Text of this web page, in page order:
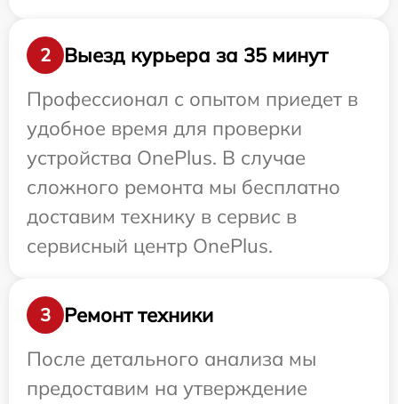
2
Выезд курьера за 35 минут
Профессионал с опытом приедет в
удобное время для проверки
устройства OnePlus. В случае
сложного ремонта мы бесплатно
доставим технику в сервис в
сервисный центр OnePlus.
3
Ремонт техники
После детального анализа мы
предоставим на утверждение